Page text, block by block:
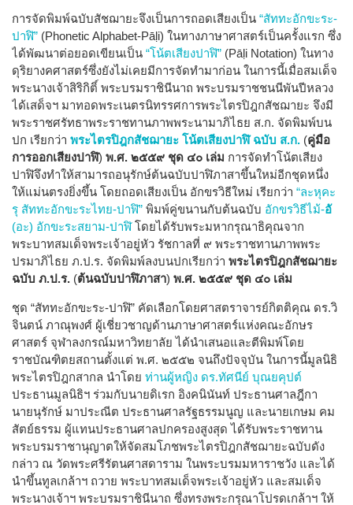
การจัดพิมพ์ฉบับสัชฌายะจึงเป็นการถอดเสียงเป็น “สัททะอักขะระ-
ปาฬิ” (Phonetic Alphabet-Pāḷi) ในทางภาษาศาสตร์เป็นครั้งแรก ซึ่ง
ได้พัฒนาต่อยอดเขียนเป็น “โน้ตเสียงปาฬิ” (Pāḷi Notation) ในทาง
ดุริยางคศาสตร์ซึ่งยังไม่เคยมีการจัดทำมาก่อน ในการนี้เมื่อสมเด็จ
พระนางเจ้าสิริกิติ์ พระบรมราชินีนาถ พระบรมราชชนนีพันปีหลวง
ได้เสด็จฯ มาทอดพระเนตรนิทรรศการพระไตรปิฎกสัชฌายะ จึงมี
พระราชศรัทธาพระราชทานภาพพระนามาภิไธย ส.ก. จัดพิมพ์บน
ปก เรียกว่า พระไตรปิฎกสัชฌายะ โน้ตเสียงปาฬิ ฉบับ ส.ก. (คู่มือ
การออกเสียงปาฬิ) พ.ศ. ๒๕๕๙ ชุด ๔๐ เล่ม การจัดทำโน้ตเสียง
ปาฬิจึงทำให้สามารถอนุรักษ์ต้นฉบับปาฬิภาสาขึ้นใหม่อีกชุดหนึ่ง
ให้แม่นตรงยิ่งขึ้น โดยถอดเสียงเป็น อักขรวิธีใหม่ เรียกว่า “ละหุคะ
รุ สัททะอักขะระไทย-ปาฬิ” พิมพ์คู่ขนานกับต้นฉบับ อักขรวิธีไม้-อั
(อะ) อักขะระสยาม-ปาฬิโดยได้รับพระมหากรุณาธิคุณจาก
พระบาทสมเด็จพระเจ้าอยู่หัว รัชกาลที่ ๙ พระราชทานภาพพระ
ปรมาภิไธย ภ.ป.ร. จัดพิมพ์ลงบนปกเรียกว่า พระไตรปิฎกสัชฌายะ
ฉบับ ภ.ป.ร. (ต้นฉบับปาฬิภาสา) พ.ศ. ๒๕๕๙ ชุด ๔๐ เล่ม
ชุด “สัททะอักขะระ-ปาฬิ” คัดเลือกโดยศาสตราจารย์กิตติคุณ ดร.วิ
จินตน์ ภาณุพงศ์ ผู้เชี่ยวชาญด้านภาษาศาสตร์แห่งคณะอักษร
ศาสตร์ จุฬาลงกรณ์มหาวิทยาลัย ได้นำเสนอและตีพิมพ์โดย
ราชบัณฑิตยสถานตั้งแต่ พ.ศ. ๒๕๕๒ จนถึงปัจจุบัน ในการนี้มูลนิธิ
พระไตรปิฎกสากล นำโดย ท่านผู้หญิง ดร.ทัศนีย์ บุณยคุปต์
ประธานมูลนิธิฯ ร่วมกับนายดิเรก อิงคนินันท์ ประธานศาลฎีกา
นายนุรักษ์ มาประณีต ประธานศาลรัฐธรรมนูญ และนายเกษม คม
สัตย์ธรรม ผู้แทนประธานศาลปกครองสูงสุด ได้รับพระราชทาน
พระบรมราชานุญาตให้จัดสมโภชพระไตรปิฎกสัชฌายะฉบับดัง
กล่าว ณ วัดพระศรีรัตนศาสดาราม ในพระบรมมหาราชวัง และได้
นำขึ้นทูลเกล้าฯ ถวาย พระบาทสมเด็จพระเจ้าอยู่หัว และสมเด็จ
พระนางเจ้าฯ พระบรมราชินีนาถ ซึ่งทรงพระกรุณาโปรดเกล้าฯ ให้